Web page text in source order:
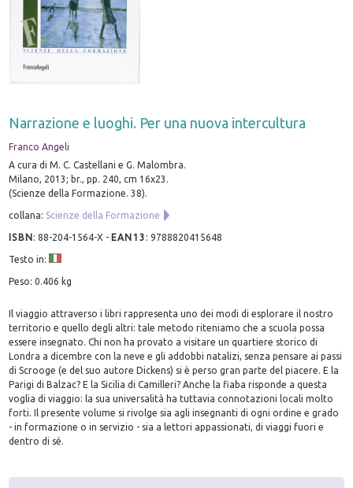
Narrazione e luoghi. Per una nuova intercultura
Franco Angeli
A cura di M. C. Castellani e G. Malombra.
Milano, 2013; br., pp. 240, cm 16x23.
(Scienze della Formazione. 38).
collana: Scienze della Formazione
ISBN:88-204-1564-X - EAN13 :9788820415648
Testo in:
Peso: 0.406 kg
Il viaggio attraverso i libri rappresenta uno dei modi di esplorare il nostro
territorio e quello degli altri: tale metodo riteniamo che a scuola possa
essere insegnato. Chi non ha provato a visitare un quartiere storico di
Londra a dicembre con la neve e gli addobbi natalizi, senza pensare ai passi
di Scrooge (e del suo autore Dickens) si è perso gran parte del piacere. E la
Parigi di Balzac? E la Sicilia di Camilleri? Anche la fiaba risponde a questa
voglia di viaggio: la sua universalità ha tuttavia connotazioni locali molto
forti. Il presente volume si rivolge sia agli insegnanti di ogni ordine e grado
- in formazione o in servizio - sia a lettori appassionati, di viaggi fuori e
dentro di sé.